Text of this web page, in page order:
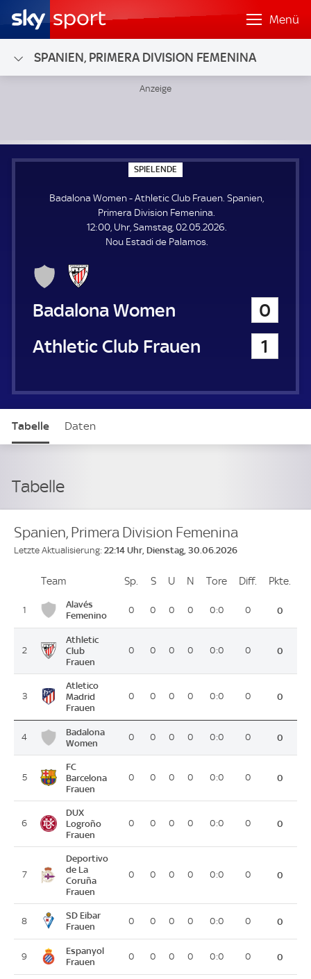
Menü
SPANIEN, PRIMERA DIVISION FEMENINA
SPIELENDE
P
E
E
N
D
E
Badalona Women - Athletic Club Frauen. Spanien,
Primera Division Femenina.
12:00, Uhr, Samstag, 02.05.2026.
Nou Estadi de Palamos.
Badalona Women
0
Athletic Club Frauen
1
Tabelle Daten
Tabelle
Spanien, Primera Division Femenina
Letzte Aktualisierung: 22:14 Uhr, Dienstag, 30.06.2026
PlatzTeam Sp. Spiele
SSiege
U Unentschieden
N Niederlagen
Tore ToreDiff. Differenz
Pkte.
1
Alavés
Femenino
0 0 0 0 0:0 0 0
2
Athletic
Club
Frauen
0 0 0 0 0:0 0 0
3
Atletico
Madrid
Frauen
0 0 0 0 0:0 0 0
4
Badalona
Women
0 0 0 0 0:0 0 0
5
FC
Barcelona
Frauen
0 0 0 0 0:0 0 0
6
DUX
Logroño
Frauen
0 0 0 0 0:0 0 0
7
Deportivo
de La
Coruña
Frauen
0 0 0 0 0:0 0 0
8
SD Eibar
Frauen
0 0 0 0 0:0 0 0
9
Espanyol
Frauen
0 0 0 0 0:0 0 0